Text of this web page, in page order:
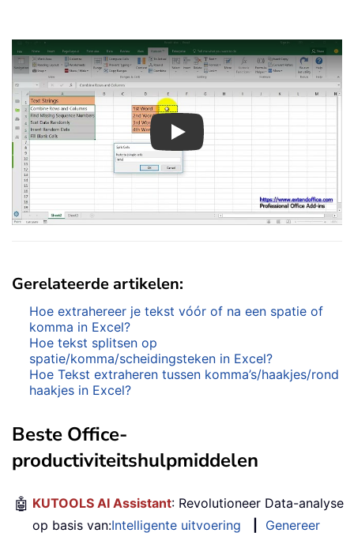
Play
Gerelateerde artikelen:
Hoe extrahereer je tekst vóór of na een spatie of
komma in Excel?
Hoe tekst splitsen op
spatie/komma/scheidingsteken in Excel?
Hoe Tekst extraheren tussen komma’s/haakjes/rond
haakjes in Excel?
Beste Office-
productiviteitshulpmiddelen
🤖 KUTOOLS AI Assistant: Revolutioneer Data-analyse
op basis van:Intelligente uitvoering
Genereer